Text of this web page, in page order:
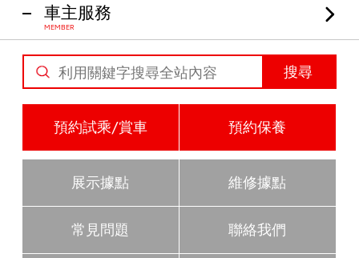
車主服務
MEMBER
搜尋
預約試乘/賞車 預約保養
展示據點 維修據點
常見問題 聯絡我們